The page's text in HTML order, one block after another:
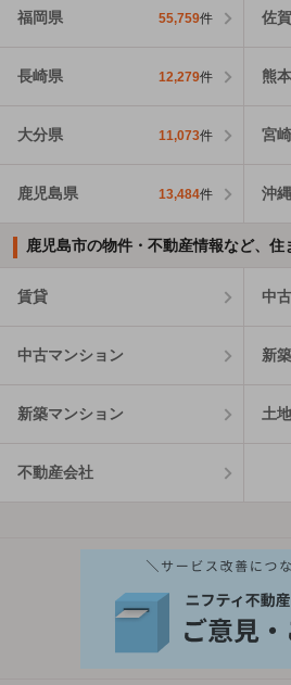
福岡県 55,759件 佐
長崎県 12,279件 熊
大分県 11,073件 宮
鹿児島県 13,484件 沖
鹿児島市の物件・不動産情報など、住
賃貸 中
中古マンション 新
新築マンション 土地
不動産会社